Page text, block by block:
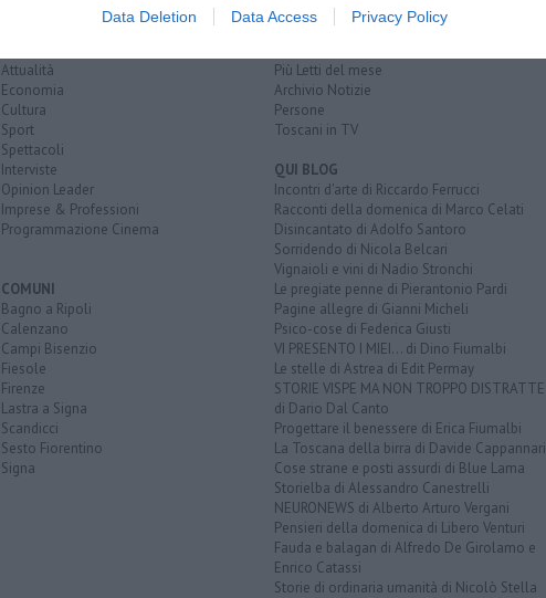
Data Deletion Data Access Privacy Policy
Attualità
Economia
Cultura
Sport
Spettacoli
Interviste
Opinion Leader
Imprese & Professioni
Programmazione Cinema
COMUNI
Bagno a Ripoli
Calenzano
Campi Bisenzio
Fiesole
Firenze
Lastra a Signa
Scandicci
Sesto Fiorentino
Signa
RUBRICHE
Le notizie di oggi
Più Letti del mese
Archivio Notizie
Persone
Toscani in TV
QUI BLOG
Incontri d'arte di Riccardo Ferrucci
Racconti della domenica di Marco Celati
Disincantato di Adolfo Santoro
Sorridendo di Nicola Belcari
Vignaioli e vini di Nadio Stronchi
Le pregiate penne di Pierantonio Pardi
Pagine allegre di Gianni Micheli
Psico-cose di Federica Giusti
VI PRESENTO I MIEI... di Dino Fiumalbi
Le stelle di Astrea di Edit Permay
STORIE VISPE MA NON TROPPO DISTRATTE
di Dario Dal Canto
Progettare il benessere di Erica Fiumalbi
La Toscana della birra di Davide Cappannari
Cose strane e posti assurdi di Blue Lama
Storielba di Alessandro Canestrelli
NEURONEWS di Alberto Arturo Vergani
Pensieri della domenica di Libero Venturi
Fauda e balagan di Alfredo De Girolamo e
Enrico Catassi
Storie di ordinaria umanità di Nicolò Stella